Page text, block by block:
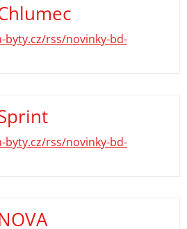
rss/novinky-bd-
rss/novinky-bd-